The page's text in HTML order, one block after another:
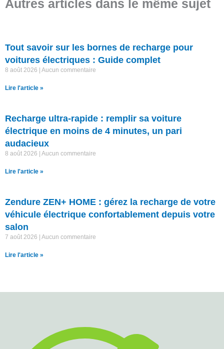
Autres articles dans le même sujet
Tout savoir sur les bornes de recharge pour
voitures électriques : Guide complet
8 août 2026 Aucun commentaire
Lire l'article »
Recharge ultra-rapide : remplir sa voiture
électrique en moins de 4 minutes, un pari
audacieux
8 août 2026 Aucun commentaire
Lire l'article »
Zendure ZEN+ HOME : gérez la recharge de votre
véhicule électrique confortablement depuis votre
salon
7 août 2026 Aucun commentaire
Lire l'article »